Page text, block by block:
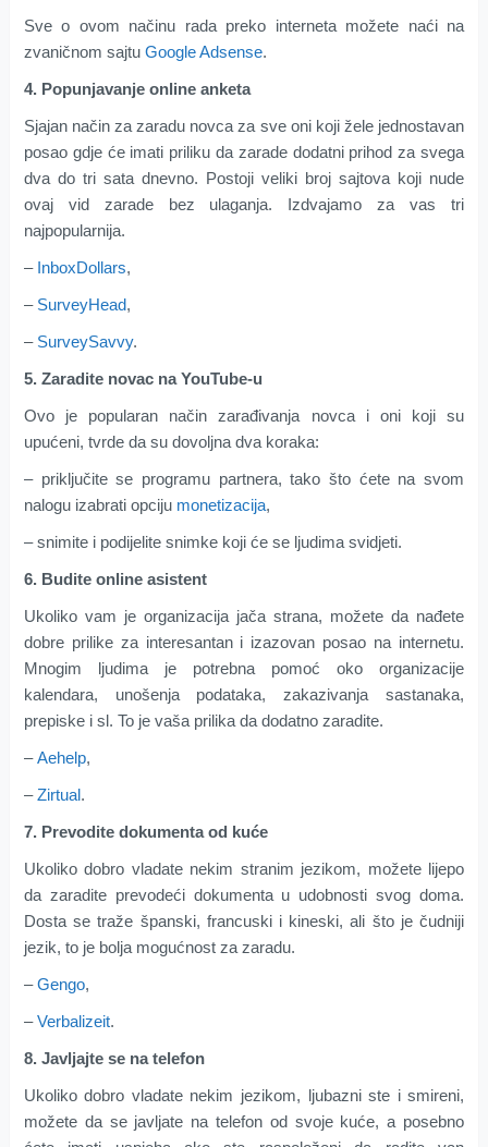
Sve o ovom načinu rada preko interneta možete naći na
zvaničnom sajtu Google Adsense.
4. Popunjavanje online anketa
Sjajan način za zaradu novca za sve oni koji žele jednostavan
posao gdje će imati priliku da zarade dodatni prihod za svega
dva do tri sata dnevno. Postoji veliki broj sajtova koji nude
ovaj vid zarade bez ulaganja. Izdvajamo za vas tri
najpopularnija.
– InboxDollars,
–SurveyHead,
– SurveySavvy.
5. Zaradite novac na YouTube-u
Ovo je popularan način zarađivanja novca i oni koji su
upućeni, tvrde da su dovoljna dva koraka:
– priključite se programu partnera, tako što ćete na svom
nalogu izabrati opciju monetizacija,
– snimite i podijelite snimke koji će se ljudima svidjeti.
6. Budite online asistent
Ukoliko vam je organizacija jača strana, možete da nađete
dobre prilike za interesantan i izazovan posao na internetu.
Mnogim ljudima je potrebna pomoć oko organizacije
kalendara, unošenja podataka, zakazivanja sastanaka,
prepiske i sl. To je vaša prilika da dodatno zaradite.
–Aehelp,
–Zirtual.
7. Prevodite dokumenta od kuće
Ukoliko dobro vladate nekim stranim jezikom, možete lijepo
da zaradite prevodeći dokumenta u udobnosti svog doma.
Dosta se traže španski, francuski i kineski, ali što je čudniji
jezik, to je bolja mogućnost za zaradu.
–Gengo,
–Verbalizeit.
8. Javljajte se na telefon
Ukoliko dobro vladate nekim jezikom, ljubazni ste i smireni,
možete da se javljate na telefon od svoje kuće, a posebno